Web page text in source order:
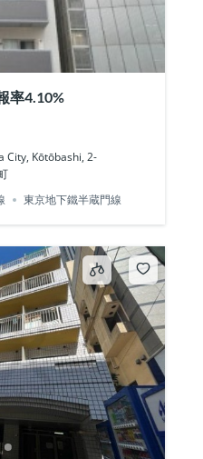
率4.10%
City, Kōtōbashi, 2-
東京地下鐵半蔵門線